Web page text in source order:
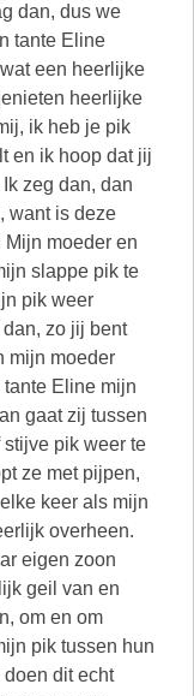
dan, dus we
tante Eline
een heerlijke
heerlijke
ik heb je pik
en ik hoop dat jij
zeg dan, dan
want is deze
Mijn moeder en
slappe pik te
pik weer
zo jij bent
mijn moeder
Eline mijn
gaat zij tussen
pik weer te
ze met pijpen,
keer als mijn
overheen.
eigen zoon
geil van en
om en om
pik tussen hun
dit echt